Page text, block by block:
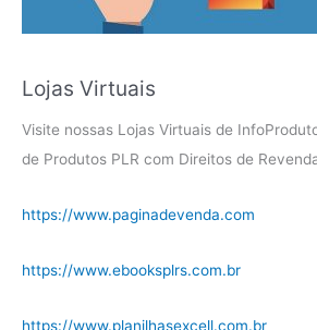
Lojas Virtuais
Visite nossas Lojas Virtuais de
de Produtos PLR com Direitos de
https://www.paginadevenda.com
https://www.ebooksplrs.com.br
https://www.planilhasexcell.com.br